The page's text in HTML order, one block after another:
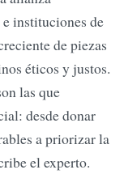
instituciones de
de piezas
éticos y justos.
las que
desde donar
a priorizar la
el experto.